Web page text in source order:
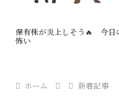
保有株が炎上しそう🔥 今日
怖い
ホーム 新着記事